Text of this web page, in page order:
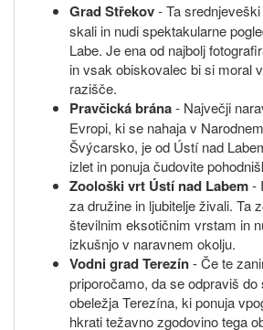
Grad Střekov- Ta
skali in nudi spektakularne
Labe. Je ena od najbolj
in vsak obiskovalec bi si moral
razišče.
Pravčická brána- Največji
Evropi, ki se nahaja v
Švýcarsko, je od Ústí nad
izlet in ponuja čudovite
Zoološki vrt Ústí nad Labem-
za družine in ljubitelje živali. Ta
številnim eksotičnim vrstam in
izkušnjo v naravnem okolju.
Vodni grad Terezín- Če te
priporočamo, da se odpraviš
obeležja Terezína, ki ponuja
hkrati težavno zgodovino tega